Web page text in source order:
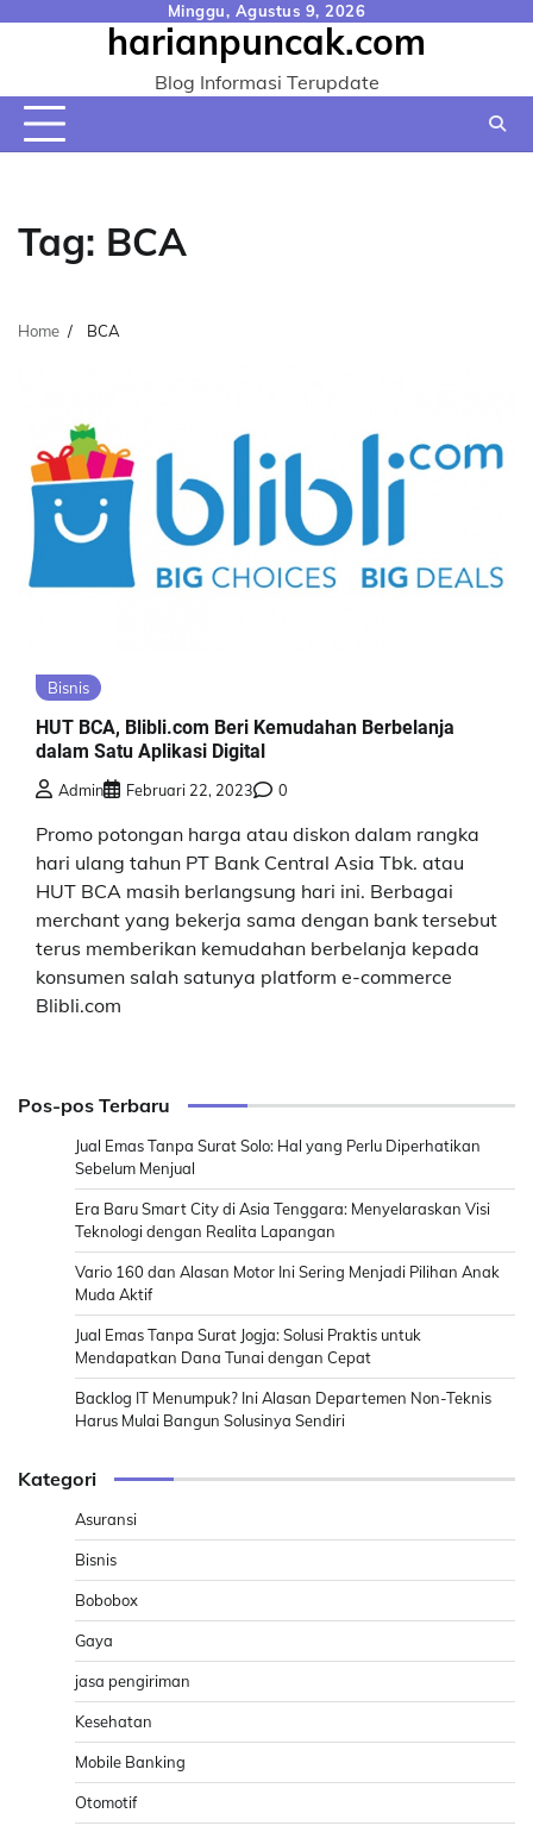
Minggu, Agustus 9, 2026
harianpuncak.com
Blog Informasi Terupdate
Tag: BCA
Home BCA
Bisnis
HUT BCA, Blibli.com Beri Kemudahan Berbelanja
dalam Satu Aplikasi Digital
Admin Februari 22, 2023 0
Promo potongan harga atau diskon dalam rangka
hari ulang tahun PT Bank Central Asia Tbk. atau
HUT BCA masih berlangsung hari ini. Berbagai
merchant yang bekerja sama dengan bank tersebut
terus memberikan kemudahan berbelanja kepada
konsumen salah satunya platform e-commerce
Blibli.com
Pos-pos Terbaru
Jual Emas Tanpa Surat Solo: Hal yang Perlu Diperhatikan
Sebelum Menjual
Era Baru Smart City di Asia Tenggara: Menyelaraskan Visi
Teknologi dengan Realita Lapangan
Vario 160 dan Alasan Motor Ini Sering Menjadi Pilihan Anak
Muda Aktif
Jual Emas Tanpa Surat Jogja: Solusi Praktis untuk
Mendapatkan Dana Tunai dengan Cepat
Backlog IT Menumpuk? Ini Alasan Departemen Non-Teknis
Harus Mulai Bangun Solusinya Sendiri
Kategori
Asuransi
Bisnis
Bobobox
Gaya
jasa pengiriman
Kesehatan
Mobile Banking
Otomotif